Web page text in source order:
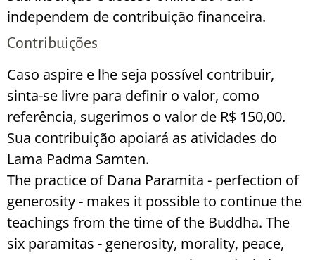
independem de contribuição financeira.
Contribuições
Caso aspire e lhe seja possível contribuir,
sinta-se livre para definir o valor, como
referência, sugerimos o valor de R$ 150,00.
Sua contribuição apoiará as atividades do
Lama Padma Samten.
The practice of Dana Paramita - perfection of
generosity - makes it possible to continue the
teachings from the time of the Buddha. The
six paramitas - generosity, morality, peace,